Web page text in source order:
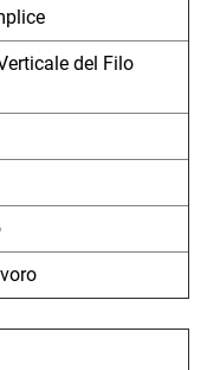
del Filo